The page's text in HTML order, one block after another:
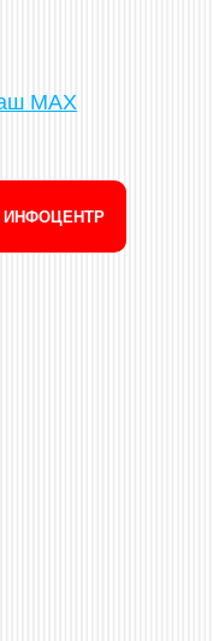
MAX
ИНФОЦЕНТР